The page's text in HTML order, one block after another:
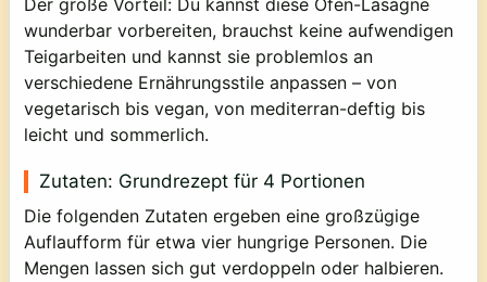
wunderbar vorbereiten, brauchst keine aufwendigen
Teigarbeiten und kannst sie problemlos an
verschiedene Ernährungsstile anpassen – von
vegetarisch bis vegan, von mediterran-deftig bis
leicht und sommerlich.
Zutaten: Grundrezept für 4 Portionen
Die folgenden Zutaten ergeben eine großzügige
Auflaufform für etwa vier hungrige Personen. Die
Mengen lassen sich gut verdoppeln oder halbieren.